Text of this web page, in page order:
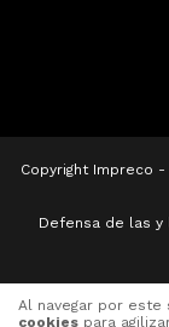
Al navegar por este
cookies para
Copyright Impreco
Defensa de las y